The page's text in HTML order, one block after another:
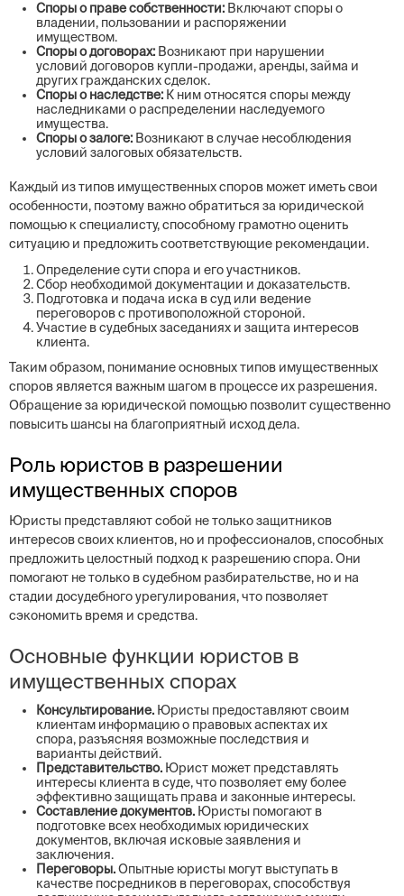
Споры о праве собственности: Включают споры о
владении, пользовании и распоряжении
имуществом.
Споры о договорах: Возникают при нарушении
условий договоров купли-продажи, аренды, займа и
других гражданских сделок.
Споры о наследстве: К ним относятся споры между
наследниками о распределении наследуемого
имущества.
Споры о залоге: Возникают в случае несоблюдения
условий залоговых обязательств.
Каждый из типов имущественных споров может иметь свои
особенности, поэтому важно обратиться за юридической
помощью к специалисту, способному грамотно оценить
ситуацию и предложить соответствующие рекомендации.
Определение сути спора и его участников.
Сбор необходимой документации и доказательств.
Подготовка и подача иска в суд или ведение
переговоров с противоположной стороной.
Участие в судебных заседаниях и защита интересов
клиента.
Таким образом, понимание основных типов имущественных
споров является важным шагом в процессе их разрешения.
Обращение за юридической помощью позволит существенно
повысить шансы на благоприятный исход дела.
Роль юристов в разрешении
имущественных споров
Юристы представляют собой не только защитников
интересов своих клиентов, но и профессионалов, способных
предложить целостный подход к разрешению спора. Они
помогают не только в судебном разбирательстве, но и на
стадии досудебного урегулирования, что позволяет
сэкономить время и средства.
Основные функции юристов в
имущественных спорах
Консультирование. Юристы предоставляют своим
клиентам информацию о правовых аспектах их
спора, разъясняя возможные последствия и
варианты действий.
Представительство. Юрист может представлять
интересы клиента в суде, что позволяет ему более
эффективно защищать права и законные интересы.
Составление документов. Юристы помогают в
подготовке всех необходимых юридических
документов, включая исковые заявления и
заключения.
Переговоры.Опытные юристы могут выступать в
качестве посредников в переговорах, способствуя